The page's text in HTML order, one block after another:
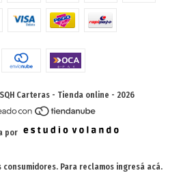
Carteras - Tienda online - 2026
por
Para reclamos ingresá acá.